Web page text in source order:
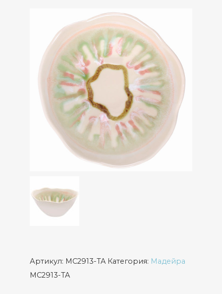
Артикул: MC2913-TA Категория: Мадейра
MC2913-TA